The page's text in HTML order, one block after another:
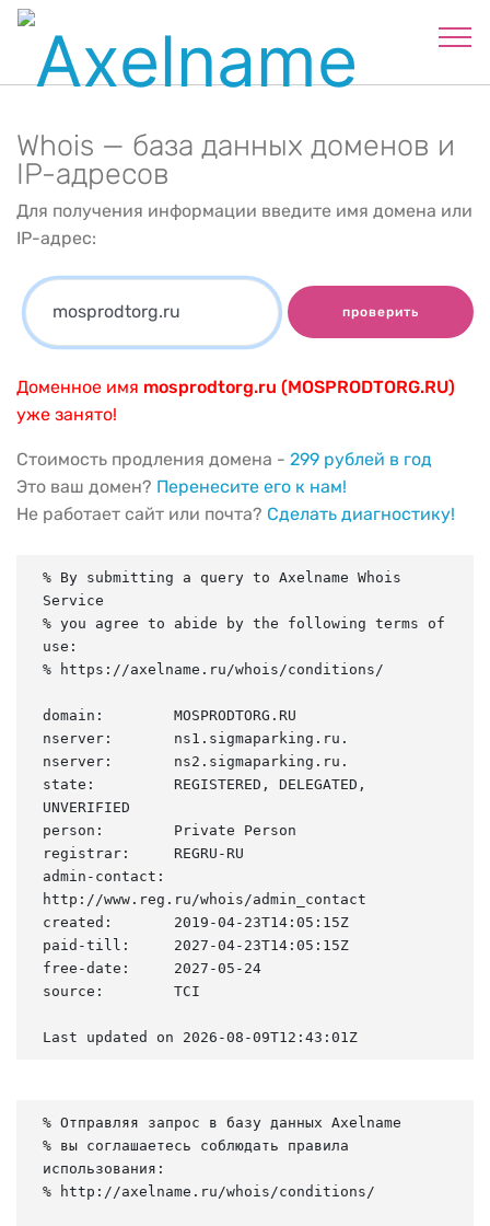
Whois — база данных доменов и
IP-адресов
Для получения информации введите имя домена или
IP-адрес:
проверить
Доменное имя mosprodtorg.ru (MOSPRODTORG.RU)
уже занято!
Стоимость продления домена - 299 рублей в год
Это ваш домен? Перенесите его к нам!
Не работает сайт или почта? Сделать диагностику!
% By submitting a query to Axelname Whois
Service
% you agree to abide by the following terms of
use:
% https://axelname.ru/whois/conditions/
domain:        MOSPRODTORG.RU
nserver:       ns1.sigmaparking.ru.
nserver:       ns2.sigmaparking.ru.
state:         REGISTERED, DELEGATED,
UNVERIFIED
person:        Private Person
registrar:     REGRU-RU
admin-contact:
http://www.reg.ru/whois/admin_contact
created:       2019-04-23T14:05:15Z
paid-till:     2027-04-23T14:05:15Z
free-date:     2027-05-24
source:        TCI
Last updated on 2026-08-09T12:43:01Z
% Отправляя запрос в базу данных Axelname
% вы соглашаетесь соблюдать правила
использования:
% http://axelname.ru/whois/conditions/